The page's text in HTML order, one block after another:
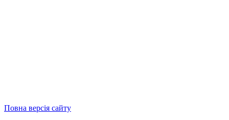
Повна версія сайту